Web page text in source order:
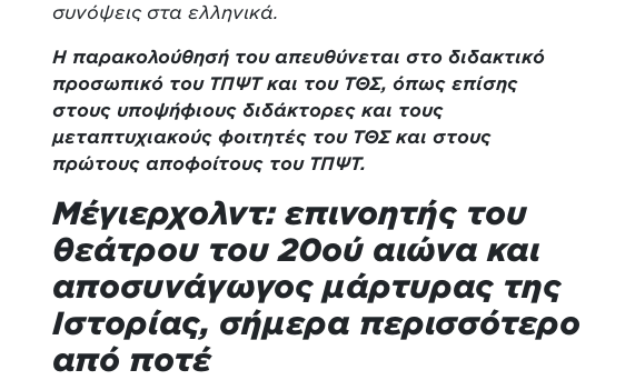
συνόψεις στα ελληνικά.
Η παρακολούθησή του απευθύνεται στο διδακτικό
προσωπικό του ΤΠΨΤ και του ΤΘΣ, όπως επίσης
στους υποψήφιους διδάκτορες και τους
μεταπτυχιακούς φοιτητές του ΤΘΣ και στους
πρώτους αποφοίτους του ΤΠΨΤ.
Μέγιερχολντ: επινοητής του
θεάτρου του 20ού αιώνα και
αποσυνάγωγος μάρτυρας της
Ιστορίας, σήμερα περισσότερο
από ποτέ